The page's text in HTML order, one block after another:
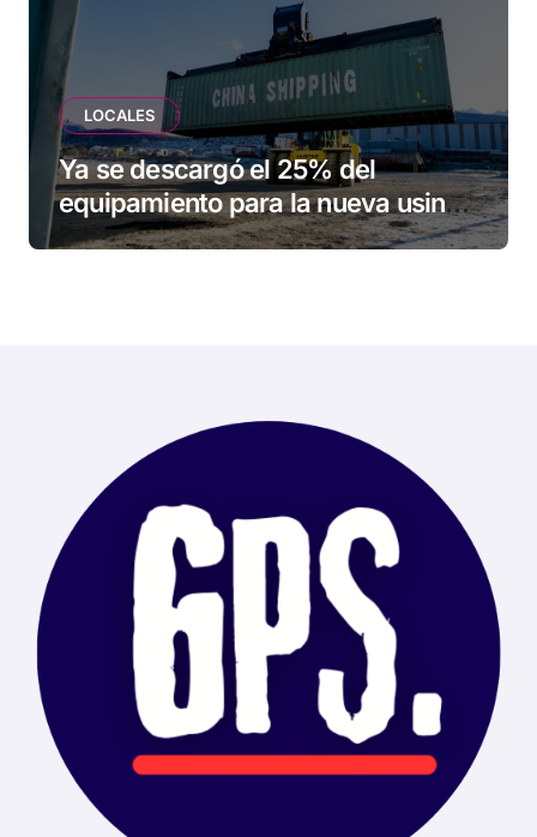
LOCALES
Ya se descargó el 25% del
equipamiento para la nueva usina
de Ushuaia